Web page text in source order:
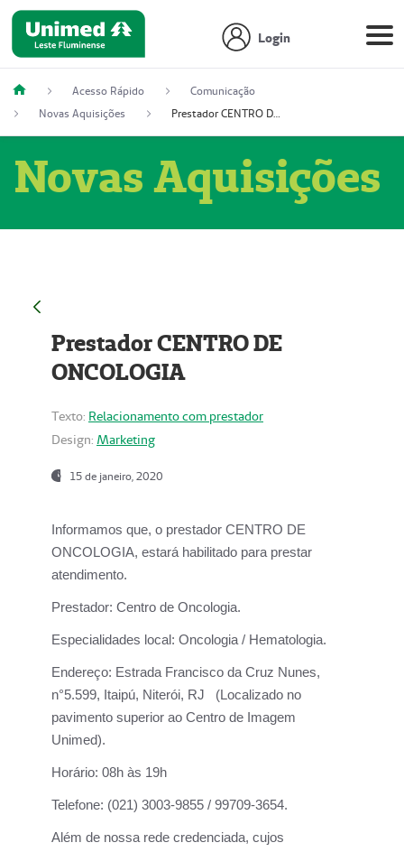
Login
Acesso Rápido
Comunicação
Novas Aquisições
Prestador CENTRO DE ONCOLOGIA
Novas Aquisições
Prestador CENTRO DE
ONCOLOGIA
Texto: Relacionamento com prestador
Design: Marketing
15 de janeiro, 2020
Informamos que, o prestador CENTRO DE
ONCOLOGIA, estará habilitado para prestar
atendimento.
Prestador: Centro de Oncologia.
Especialidades local: Oncologia / Hematologia.
Endereço: Estrada Francisco da Cruz Nunes,
n°5.599, Itaipú, Niterói, RJ (Localizado no
pavimento superior ao Centro de Imagem
Unimed).
Horário: 08h às 19h
Telefone: (021) 3003-9855 / 99709-3654.
Além de nossa rede credenciada, cujos